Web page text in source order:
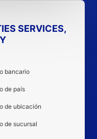
SERVICES,
bancario
de país
de ubicación
de sucursal